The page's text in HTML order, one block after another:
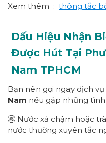
Xem thêm : thông tắc
Dấu Hiệu Nhận
Được Hút Tại
Nam TPHCM
Bạn nên gọi ngay dịch vụ
Nam nếu gặp những
🚱 Nước xả chậm hoặc
nước thường xuyên tắc